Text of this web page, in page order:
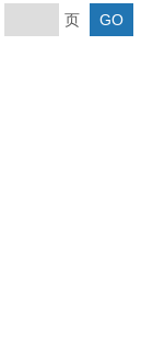
页